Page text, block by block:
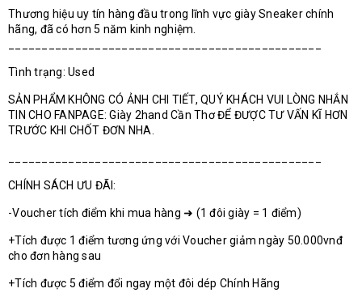
Thương hiệu uy tín hàng đầu trong lĩnh vực giày Sneaker chính
hãng, đã có hơn 5 năm kinh nghiệm.
Tình trạng: Used
SẢN PHẨM KHÔNG CÓ ẢNH CHI TIẾT, QUÝ KHÁCH VUI LÒNG NHẮN
TIN CHO FANPAGE: Giày 2hand Cần Thơ ĐỂ ĐƯỢC TƯ VẤN KĨ HƠN
TRƯỚC KHI CHỐT ĐƠN NHA.
CHÍNH SÁCH ƯU ĐÃI:
-Voucher tích điểm khi mua hàng ➜ (1 đôi giày = 1 điểm)
+Tích được 1 điểm tương ứng với Voucher giảm ngày 50.000vnđ
cho đơn hàng sau
+Tích được 5 điểm đổi ngay một đôi dép Chính Hãng